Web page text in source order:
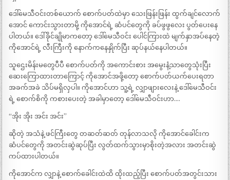
ဒေါ်မေသီဝင်းတစ်ယောက် စောက်ပတ်ထဲမှာ သေးဖြန်းဖြန်း ထွက်ချင်လောက်
အောင် ကောင်းသွားတာမို့ ကိုအောင်ရဲ့ ဆံပင်တွေကို ခပ်ဖွဖွလေး ပွတ်ပေးနေ
ပါတယ်။ ဒေါ်ခိုင်ချိုမာကတော့ ဒေါ်မေသီဝင်း ပေါင်ကြားထဲ မျက်နှာအပ်နေတဲ့
ကိုအောင်ရဲ့ လီးကြီးကို နောက်ကနေနှိုက်ပြီး ဆုပ်နယ်နေပါတယ်။
သူဌေးမိန်းမတွေပီပီ စောက်ပတ်ကို အကောင်းစား အမွေးနံ့သာတွေသုံးပြီး
ဆေးကြောထားတာကြောင့် ကိုအောင်အဖို့တော့ စောက်ပတ်ယက်ပေးရတာ
အခက်အခဲ သိပ်မရှိလှပါ။ ကိုအောင်ဟာ သူ့ရဲ့ လျှာဖျားလေးနဲ့ ဒေါ်မေသီဝင်း
ရဲ့ စောက်စိကို ကစားပေးတဲ့ အခါမှာတော့ ဒေါ်မေသီဝင်းဟာ….
“အိုး အိုး အင်း အင်း”
ဆိုတဲ့ အသံနဲ့ ဖင်ကြီးတွေ တဆတ်ဆတ် တုန်လာသလို ကိုအောင်ခေါင်းက
ဆံပင်တွေကို အတင်းဆွဲဆုပ်ပြီး လွတ်ထက်သွားမှာစိုးတဲ့အလား အတင်းဆွဲ
ကပ်ထားပါတယ်။
ကိုအောင်က လျှာနဲ့ စောက်ခေါင်းထဲထိ ထိုးထည့်ပြီး စောက်ပတ်အတွင်းသား